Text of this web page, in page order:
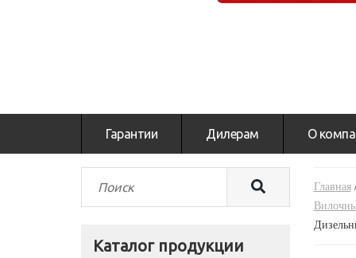
Гарантии Дилерам О
Каталог продукции
Главная